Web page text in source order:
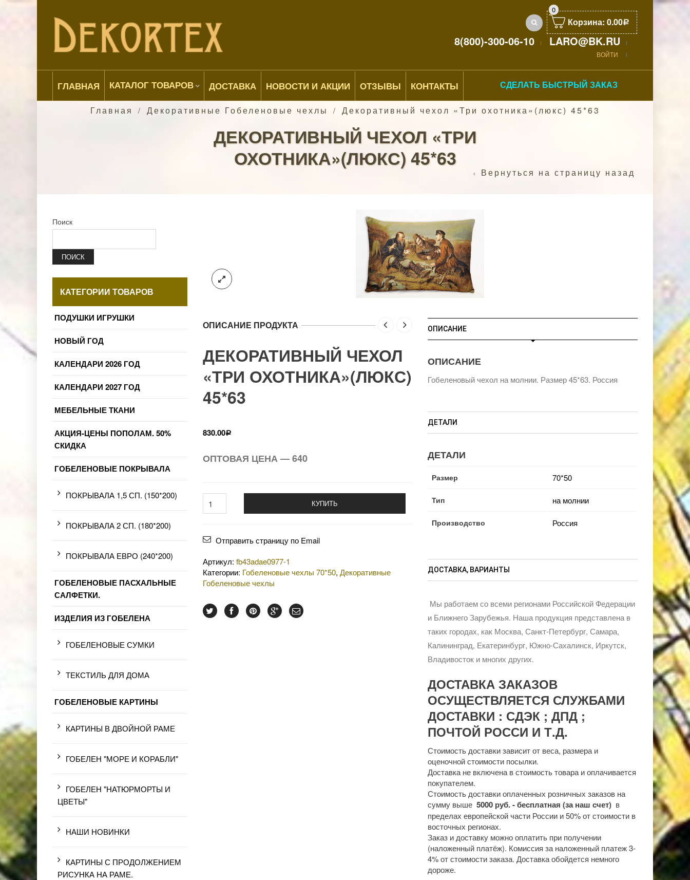
0
Корзина: 0.00Р
8(800)-300-06-10 LARO@BK.RU
ВОЙТИ
ГЛАВНАЯ КАТАЛОГ ТОВАРОВ ДОСТАВКА НОВОСТИ И АКЦИИ ОТЗЫВЫ КОНТАКТЫ СДЕЛАТЬ БЫСТРЫЙ ЗАКАЗ
Главная / Декоративные Гобеленовые чехлы / Декоративный чехол «Три охотника»(люкс) 45*63
ДЕКОРАТИВНЫЙ ЧЕХОЛ «ТРИ
ОХОТНИКА»(ЛЮКС) 45*63
Вернуться на страницу назад
ОПИСАНИЕ ПРОДУКТА
ДЕКОРАТИВНЫЙ ЧЕХОЛ
«ТРИ ОХОТНИКА»(ЛЮКС)
45*63
830.00Р
ОПТОВАЯ ЦЕНА — 640
КУПИТЬ
Отправить страницу по Email
Артикул: fb43adae0977-1
Категории: Гобеленовые чехлы 70*50, Декоративные
Гобеленовые чехлы
ОПИСАНИЕ
ОПИСАНИЕ
Гобеленовый чехол на молнии. Размер 45*63. Россия
ДЕТАЛИ
ДЕТАЛИ
Размер 70*50
Тип на молнии
Производство Россия
ДОСТАВКА, ВАРИАНТЫ
Мы работаем со всеми регионами Российской Федерации
и Ближнего Зарубежья. Наша продукция представлена в
таких городах, как Москва, Санкт-Петербург, Самара,
Калининград, Екатеринбург, Южно-Сахалинск, Иркутск,
Владивосток и многих других.
ДОСТАВКА ЗАКАЗОВ
ОСУЩЕСТВЛЯЕТСЯ СЛУЖБАМИ
ДОСТАВКИ : СДЭК ; ДПД ;
ПОЧТОЙ РОССИ И Т.Д.
Стоимость доставки зависит от веса, размера и
оценочной стоимости посылки.
Доставка не включена в стоимость товара и оплачивается
покупателем.
Стоимость доставки оплаченных розничных заказов на
сумму выше 5000 руб. - бесплатная (за наш счет) в
пределах европейской части России и 50% от стоимости в
восточных регионах.
Заказ и доставку можно оплатить при получении
(наложенный платёж). Комиссия за наложенный платеж 3-
4% от стоимости заказа. Доставка обойдется немного
дороже.
Поиск
ПОИСК
КАТЕГОРИИ ТОВАРОВ
ПОДУШКИ ИГРУШКИ
НОВЫЙ ГОД
КАЛЕНДАРИ 2026 ГОД
КАЛЕНДАРИ 2027 ГОД
МЕБЕЛЬНЫЕ ТКАНИ
АКЦИЯ-ЦЕНЫ ПОПОЛАМ. 50%
СКИДКА
ГОБЕЛЕНОВЫЕ ПОКРЫВАЛА
ПОКРЫВАЛА 1,5 СП. (150*200)
ПОКРЫВАЛА 2 СП. (180*200)
ПОКРЫВАЛА ЕВРО (240*200)
ГОБЕЛЕНОВЫЕ ПАСХАЛЬНЫЕ
САЛФЕТКИ.
ИЗДЕЛИЯ ИЗ ГОБЕЛЕНА
ГОБЕЛЕНОВЫЕ СУМКИ
ТЕКСТИЛЬ ДЛЯ ДОМА
ГОБЕЛЕНОВЫЕ КАРТИНЫ
КАРТИНЫ В ДВОЙНОЙ РАМЕ
ГОБЕЛЕН "МОРЕ И КОРАБЛИ"
ГОБЕЛЕН "НАТЮРМОРТЫ И
ЦВЕТЫ"
НАШИ НОВИНКИ
КАРТИНЫ С ПРОДОЛЖЕНИЕМ
РИСУНКА НА РАМЕ.